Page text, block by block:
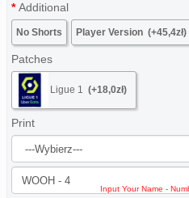
Additional
No Shorts Player Version (+45,4zł)
Patches
Ligue 1 (+18,0zł)
Print